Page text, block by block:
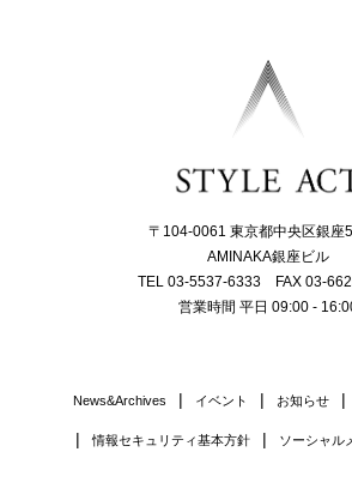
〒104-0061 東京都中央区銀座
AMINAKA銀座ビル
TEL 03-5537-6333 FAX 03-
営業時間 平日 09:00 -
News&Archives イベント お知らせ
情報セキュリティ基本方針 ソーシャル